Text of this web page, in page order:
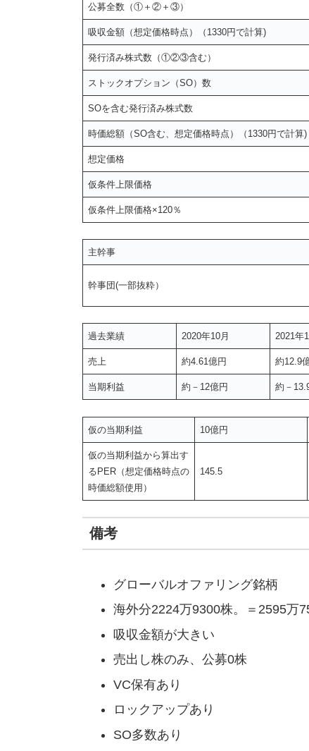
公募全数（①＋②＋③）
吸収金額（想定価格時点）（1330円で計算)
発行済み株式数（①②③含む）
ストックオプション（SO）数
SOを含む発行済み株式数
時価総額（SO含む、想定価格時点）（1330円で計算)
想定価格
仮条件上限価格
仮条件上限価格×120％
主幹事
幹事団(一部抜粋）
過去業績 2020年10月 2021年
売上 約4.61億円 約12.9
当期利益 約－12億円 約－
仮の当期利益 10億円
仮の当期利益から算出す
るPER（想定価格時点の
時価総額使用）
145.5
備考
グローバルオファリング銘柄
海外分2224万9300株。＝2595万
吸収金額が大きい
売出し株のみ、公募0株
VC保有あり
ロックアップあり
SO多数あり